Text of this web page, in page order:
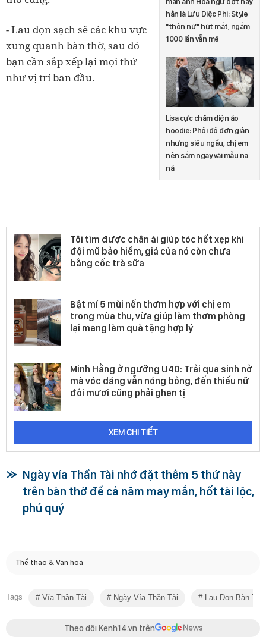
hẳn là Lưu Diệc Phi: Style
"thôn nữ" hút mắt, ngắm
1000 lần vẫn mê
Lisa cực chăm diện áo
hoodie: Phối đồ đơn giản
nhưng siêu ngầu, chị em
nên sắm ngay vài mẫu na
ná
- Lau dọn sạch sẽ các khu vực
xung quanh bàn thờ, sau đó
bạn cần sắp xếp lại mọi thứ
như vị trí ban đầu.
Tôi tìm được chân ái giúp tóc hết xẹp khi
đội mũ bảo hiểm, giá của nó còn chưa
bằng cốc trà sữa
Bật mí 5 mùi nến thơm hợp với chị em
trong mùa thu, vừa giúp làm thơm phòng
lại mang làm quà tặng hợp lý
Minh Hằng ở ngưỡng U40: Trải qua sinh nở
mà vóc dáng vẫn nóng bỏng, đến thiếu nữ
đôi mươi cũng phải ghen tị
XEM CHI TIẾT
Ngày vía Thần Tài nhớ đặt thêm 5 thứ này
trên bàn thờ để cả năm may mắn, hốt tài lộc,
phú quý
Thể thao & Văn hoá
Tags Vía Thần Tài Ngày Vía Thần Tài Lau Dọn Bàn Thờ
Theo dõi Kenh14.vn trên